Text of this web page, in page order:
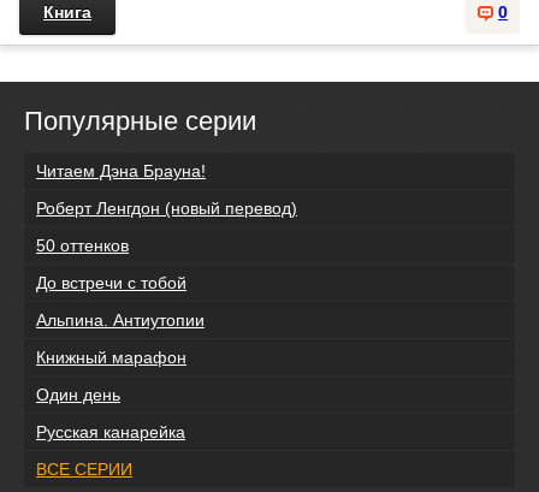
0
Книга
Популярные серии
Читаем Дэна Брауна!
Роберт Ленгдон (новый перевод)
50 оттенков
До встречи с тобой
Альпина. Антиутопии
Книжный марафон
Один день
Русская канарейка
ВСЕ СЕРИИ